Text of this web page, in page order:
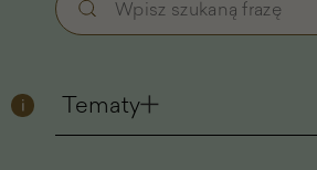
podstawowe
-
Filtry
szukaną
frazę
Tematy